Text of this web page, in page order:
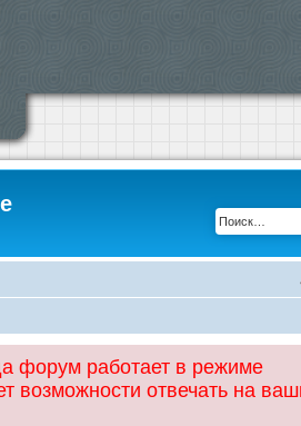
форум работает в режиме
возможности отвечать на